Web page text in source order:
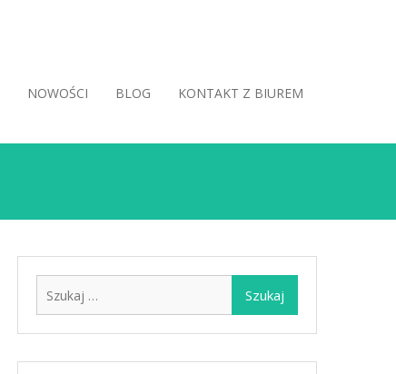
NOWOŚCI BLOG KONTAKT Z BIUREM